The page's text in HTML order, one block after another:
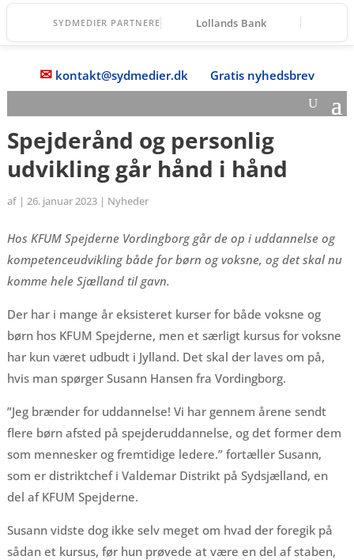
SYDMEDIER PARTNERE Lollands Bank
✉ kontakt@sydmedier.dk Gratis nyhedsbrev
Spejderånd og personlig
udvikling går hånd i hånd
af | 26. januar 2023| Nyheder
Hos KFUM Spejderne Vordingborg går de op i uddannelse og
kompetenceudvikling både for børn og voksne, og det skal nu
komme hele Sjælland til gavn.
Der har i mange år eksisteret kurser for både voksne og
børn hos KFUM Spejderne, men et særligt kursus for voksne
har kun været udbudt i Jylland. Det skal der laves om på,
hvis man spørger Susann Hansen fra Vordingborg.
”Jeg brænder for uddannelse! Vi har gennem årene sendt
flere børn afsted på spejderuddannelse, og det former dem
som mennesker og fremtidige ledere.” fortæller Susann,
som er distriktchef i Valdemar Distrikt på Sydsjælland, en
del af KFUM Spejderne.
Susann vidste dog ikke selv meget om hvad der foregik på
sådan et kursus, før hun prøvede at være en del af staben,